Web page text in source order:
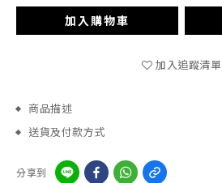
加入購物車
加入追蹤清單
商品描述
送貨及付款方式
分享到